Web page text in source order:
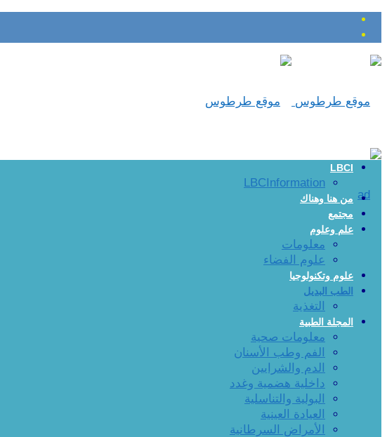
LBCI
LBCInformation
من هنا وهناك
مجتمع
علم وعلوم
معلومات
علوم الفضاء
علوم وتكنولوجيا
الطب البديل
التغذية
المجلة الطبية
معلومات صحية
الفم وطب الأسنان
الدم والشرايين
داخلية هضمية وغدد
البولية والتناسلية
العيادة العينية
الأمراض السرطانية